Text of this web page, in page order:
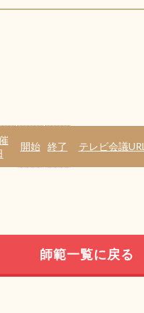
開始 終了 テレビ会議URL
師範一覧に戻る